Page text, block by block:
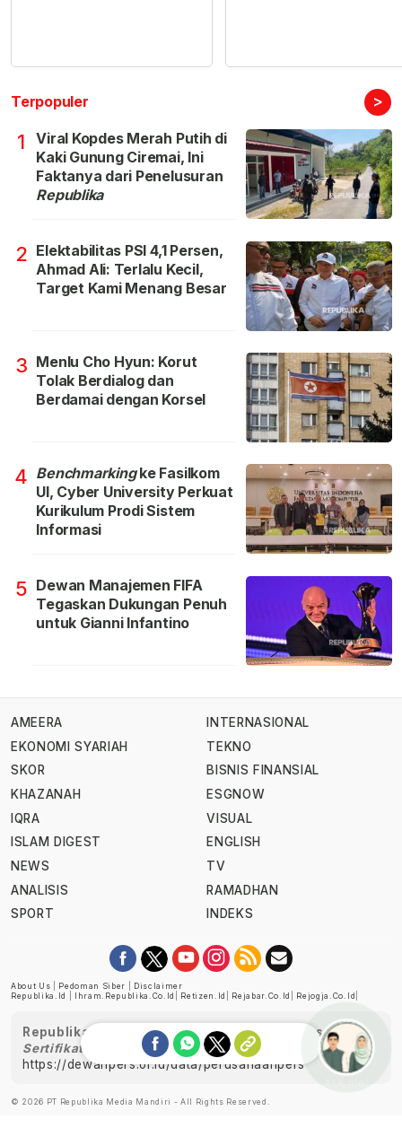
Terpopuler >
1
Viral Kopdes Merah Putih di
Kaki Gunung Ciremai, Ini
Faktanya dari Penelusuran
Republika
2 Elektabilitas PSI 4,1 Persen,
Ahmad Ali: Terlalu Kecil,
Target Kami Menang Besar
3 Menlu Cho Hyun: Korut
Tolak Berdialog dan
Berdamai dengan Korsel
4 Benchmarkingke Fasilkom
UI, Cyber University Perkuat
Kurikulum Prodi Sistem
Informasi
5 Dewan Manajemen FIFA
Tegaskan Dukungan Penuh
untuk Gianni Infantino
AMEERA
EKONOMI SYARIAH
SKOR
KHAZANAH
IQRA
ISLAM DIGEST
NEWS
ANALISIS
SPORT
INTERNASIONAL
TEKNO
BISNIS FINANSIAL
ESGNOW
VISUAL
ENGLISH
TV
RAMADHAN
INDEKS
About Us Pedoman Siber
Disclaimer
Republika.id
Ihram.republika.co.id Retizen.id Rejabar.co.id Rejogja.co.id
Republika telah diverifikasi oleh Dewan Pers
Sertifikat Nomor 1058/DP-Verifikasi/K/XII/2022
https://dewanpers.or.id/data/perusahaanpers
© 2026 PT Republika Media Mandiri - All Rights Reserved.